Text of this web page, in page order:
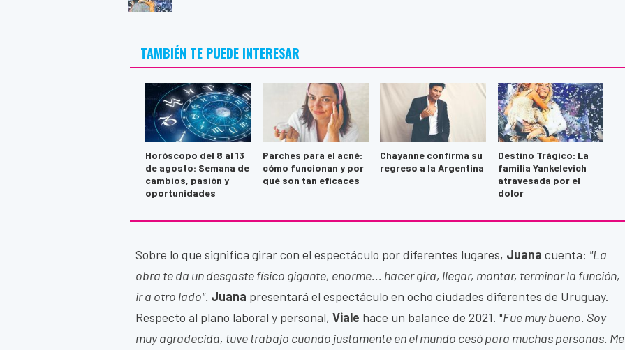
TAMBIÉN TE PUEDE INTERESAR
Horóscopo del 8 al 13
de agosto: Semana de
cambios, pasión y
oportunidades
Parches para el acné:
cómo funcionan y por
qué son tan eficaces
Chayanne confirma su
regreso a la Argentina
Destino Trágico: La
familia Yankelevich
atravesada por el
dolor
Sobre lo que significa girar con el espectáculo por diferentes lugares, Juana cuenta: "La
obra te da un desgaste físico gigante, enorme... hacer gira, llegar, montar, terminar la función,
ir a otro lado". Juana presentará el espectáculo en ocho ciudades diferentes de Uruguay.
Respecto al plano laboral y personal, Viale hace un balance de 2021. "Fue muy bueno. Soy
muy agradecida, tuve trabajo cuando justamente en el mundo cesó para muchas personas. Me